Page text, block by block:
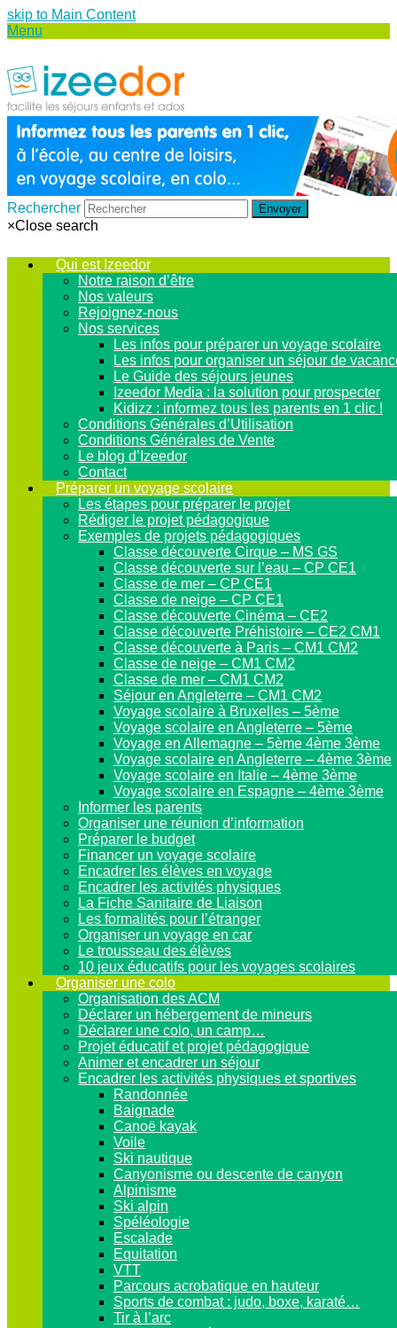
skip to Main Content
Menu
Rechercher Envoyer
×Close search
Qui est Izeedor
Notre raison d’être
Nos valeurs
Rejoignez-nous
Nos services
Les infos pour préparer un voyage scolaire
Les infos pour organiser un séjour de
Le Guide des séjours jeunes
Izeedor Media : la solution pour prospecter
Kidizz : informez tous les parents en 1 clic !
Conditions Générales d’Utilisation
Conditions Générales de Vente
Le blog d’Izeedor
Contact
Préparer un voyage scolaire
Les étapes pour préparer le projet
Rédiger le projet pédagogique
Exemples de projets pédagogiques
Classe découverte Cirque – MS GS
Classe découverte sur l’eau – CP CE1
Classe de mer – CP CE1
Classe de neige – CP CE1
Classe découverte Cinéma – CE2
Classe découverte Préhistoire – CE2 CM1
Classe découverte à Paris – CM1 CM2
Classe de neige – CM1 CM2
Classe de mer – CM1 CM2
Séjour en Angleterre – CM1 CM2
Voyage scolaire à Bruxelles – 5ème
Voyage scolaire en Angleterre – 5ème
Voyage en Allemagne – 5ème 4ème 3ème
Voyage scolaire en Angleterre – 4ème 3ème
Voyage scolaire en Italie – 4ème 3ème
Voyage scolaire en Espagne – 4ème 3ème
Informer les parents
Organiser une réunion d’information
Préparer le budget
Financer un voyage scolaire
Encadrer les élèves en voyage
Encadrer les activités physiques
La Fiche Sanitaire de Liaison
Les formalités pour l’étranger
Organiser un voyage en car
Le trousseau des élèves
10 jeux éducatifs pour les voyages scolaires
Organiser une colo
Organisation des ACM
Déclarer un hébergement de mineurs
Déclarer une colo, un camp…
Projet éducatif et projet pédagogique
Animer et encadrer un séjour
Encadrer les activités physiques et sportives
Randonnée
Baignade
Canoë kayak
Voile
Ski nautique
Canyonisme ou descente de canyon
Alpinisme
Ski alpin
Spéléologie
Escalade
Equitation
VTT
Parcours acrobatique en hauteur
Sports de combat : judo, boxe, karaté…
Tir à l’arc